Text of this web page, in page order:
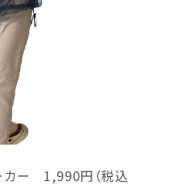
カー 1,990円（税込